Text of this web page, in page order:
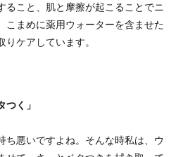
ること、肌と摩擦が起こることでニ
こまめに薬用ウォーターを含ませた
りケア しています。
つく」
ち悪いですよね。そんな時私は、ウ